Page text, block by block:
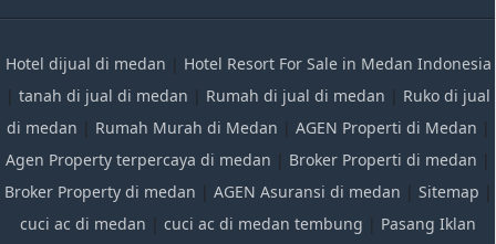
Hotel dijual di medan
Hotel Resort For Sale in Medan Indonesia
tanah di jual di medan Rumah di jual di medan
Ruko di jual
di medan
Rumah Murah di Medan AGEN Properti di Medan
Agen Property terpercaya di medan
Broker Properti di medan
Broker Property di medan
AGEN Asuransi di medan Sitemap
cuci ac di medan
cuci ac di medan tembung
Pasang Iklan